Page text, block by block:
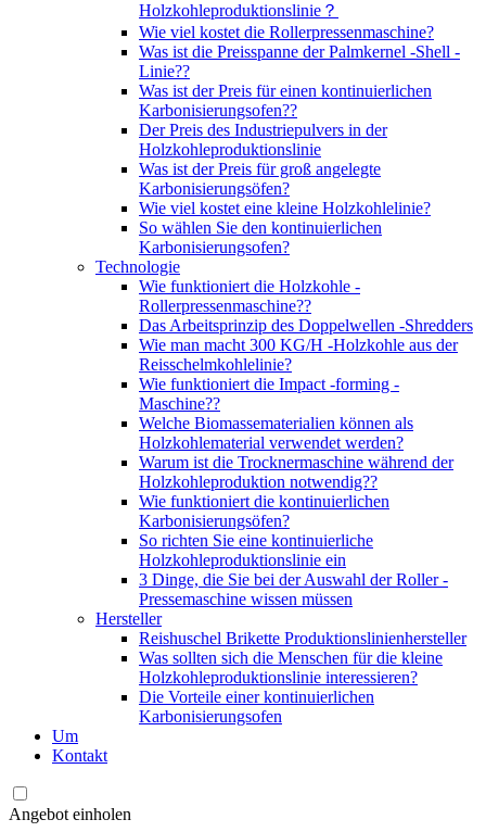
Holzkohleproduktionslinie？
Wie viel kostet die Rollerpressenmaschine?
Was ist die Preisspanne der Palmkernel -Shell -
Linie??
Was ist der Preis für einen kontinuierlichen
Karbonisierungsofen??
Der Preis des Industriepulvers in der
Holzkohleproduktionslinie
Was ist der Preis für groß angelegte
Karbonisierungsöfen?
Wie viel kostet eine kleine Holzkohlelinie?
So wählen Sie den kontinuierlichen
Karbonisierungsofen?
Technologie
Wie funktioniert die Holzkohle -
Rollerpressenmaschine??
Das Arbeitsprinzip des Doppelwellen -Shredders
Wie man macht 300 KG/H -Holzkohle aus der
Reisschelmkohlelinie?
Wie funktioniert die Impact -forming -
Maschine??
Welche Biomassematerialien können als
Holzkohlematerial verwendet werden?
Warum ist die Trocknermaschine während der
Holzkohleproduktion notwendig??
Wie funktioniert die kontinuierlichen
Karbonisierungsöfen?
So richten Sie eine kontinuierliche
Holzkohleproduktionslinie ein
3 Dinge, die Sie bei der Auswahl der Roller -
Pressemaschine wissen müssen
Hersteller
Reishuschel Brikette Produktionslinienhersteller
Was sollten sich die Menschen für die kleine
Holzkohleproduktionslinie interessieren?
Die Vorteile einer kontinuierlichen
Karbonisierungsofen
Um
Kontakt
Angebot einholen